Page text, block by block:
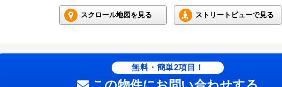
スクロール地図を見る ストリートビューで見る
無料・簡単2項目！